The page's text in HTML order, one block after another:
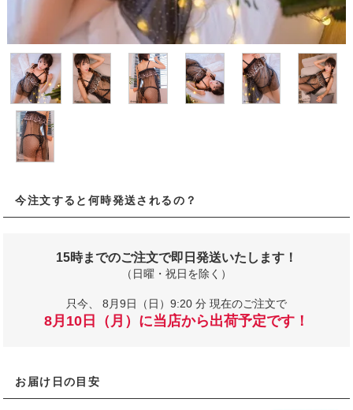
今注文すると何時発送されるの？
15時までのご注文で即日発送いたします！
（日曜・祝日を除く）
只今、 8月9日（日）9:20 分 現在のご注文で
8月10日（月）に当店から出荷予定です！
お届け日の目安